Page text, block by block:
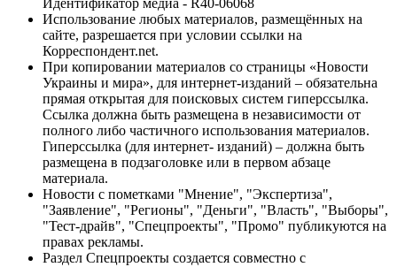
Идентификатор медиа - R40-06068
Использование любых материалов, размещённых на
сайте, разрешается при условии ссылки на
Корреспондент.net.
При копировании материалов со страницы «Новости
Украины и мира», для интернет-изданий – обязательна
прямая открытая для поисковых систем гиперссылка.
Ссылка должна быть размещена в независимости от
полного либо частичного использования материалов.
Гиперссылка (для интернет- изданий) – должна быть
размещена в подзаголовке или в первом абзаце
материала.
Новости с пометками "Мнение", "Экспертиза",
"Заявление", "Регионы", "Деньги", "Власть", "Выборы",
"Тест-драйв", "Спецпроекты", "Промо" публикуются на
правах рекламы.
Раздел Спецпроекты создается совместно с